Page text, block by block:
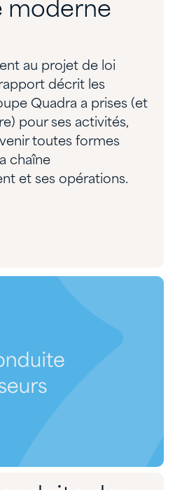
moderne
au projet de loi
rapport décrit les
Quadra a prises (et
pour ses activités,
toutes formes
chaîne
et ses opérations.